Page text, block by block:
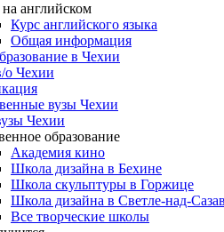
английском
Курс английского языка
Общая информация
в Чехии
о Чехии
вузы Чехии
Чехии
образование
Академия кино
Школа дизайна в Бехине
Школа скульптуры в Горжице
Школа дизайна в Светле-над-
Все творческие школы